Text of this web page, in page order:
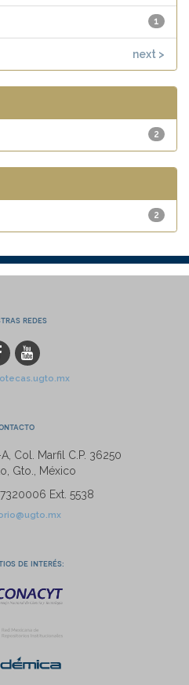
1
next >
2
2
redes
Col. Marfil C.P. 36250
Gto., México
Ext. 5538
de interés: